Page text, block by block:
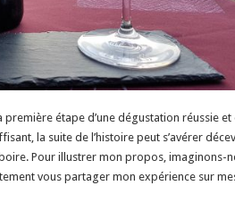
étape d’une dégustation réussie et
la suite de l’histoire peut s’avérer
Pour illustrer mon propos, imaginons-
vous partager mon expérience sur